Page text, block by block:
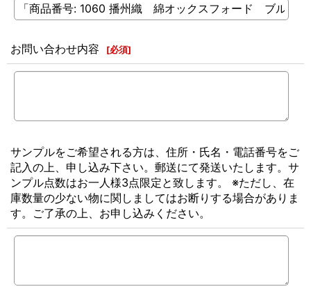
お問い合わせ内容 [必須]
サンプルをご希望される方は、住所・氏名・電話番号をご
記入の上、申し込み下さい。郵送にて発送いたします。サ
ンプル点数はお一人様3点限定と致します。 ※ただし、在
庫数量の少ない物に関しましてはお断りする場合がありま
す。ご了承の上、お申し込みください。